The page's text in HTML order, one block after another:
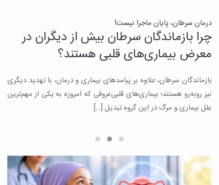
درمان سرطان، پایان ماجرا نیست!
چرا بازماندگان سرطان بیش از دیگران در
معرض بیماری‌های قلبی هستند؟
بازماندگان سرطان، علاوه بر پیامدهای بیماری و درمان، با تهدید دیگری
نیز روبه‌رو هستند؛ بیماری‌های قلبی‌عروقی که امروزه به یکی از مهم‌ترین
علل بیماری و مرگ در این گروه تبدیل […]